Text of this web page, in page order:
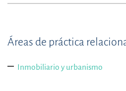
Áreas de práctica
Inmobiliario y urbanismo